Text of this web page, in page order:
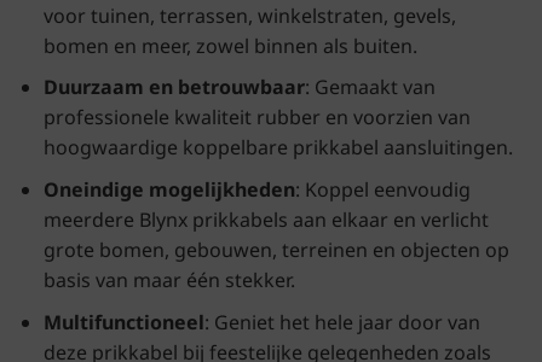
voor tuinen, terrassen, winkelstraten, gevels,
bomen en meer, zowel binnen als buiten.
Duurzaam en betrouwbaar: Gemaakt van
professionele kwaliteit rubber en voorzien van
hoogwaardige koppelbare prikkabel aansluitingen.
Oneindige mogelijkheden: Koppel eenvoudig
meerdere Blynx prikkabels aan elkaar en verlicht
grote bomen, gebouwen, terreinen en objecten op
basis van maar één stekker.
Multifunctioneel: Geniet het hele jaar door van
deze prikkabel bij feestelijke gelegenheden zoals